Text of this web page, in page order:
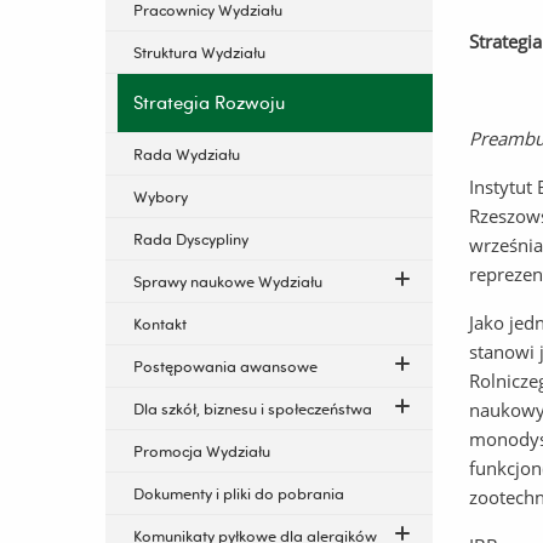
Pracownicy Wydziału
Struktura Wydziału
Strategia Rozwoju
Rada Wydziału
Wybory
Rada Dyscypliny
Sprawy naukowe Wydziału
Kontakt
Postępowania awansowe
Dla szkół, biznesu i społeczeństwa
Promocja Wydziału
Dokumenty i pliki do pobrania
Komunikaty pyłkowe dla alergików
Instytut
Jako
stanowi